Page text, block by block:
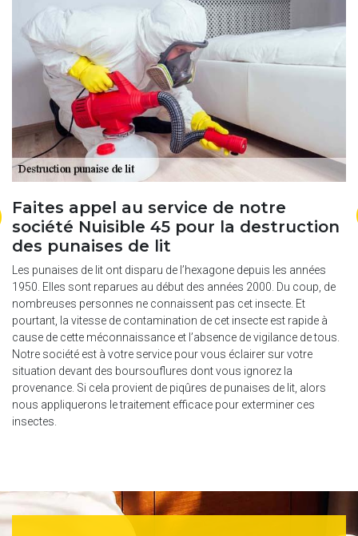
Faites appel au service de notre
société Nuisible 45 pour la destruction
des punaises de lit
Les punaises de lit ont disparu de l’hexagone depuis les années
1950. Elles sont reparues au début des années 2000. Du coup, de
nombreuses personnes ne connaissent pas cet insecte. Et
pourtant, la vitesse de contamination de cet insecte est rapide à
cause de cette méconnaissance et l’absence de vigilance de tous.
Notre société est à votre service pour vous éclairer sur votre
situation devant des boursouflures dont vous ignorez la
provenance. Si cela provient de piqûres de punaises de lit, alors
nous appliquerons le traitement efficace pour exterminer ces
insectes.